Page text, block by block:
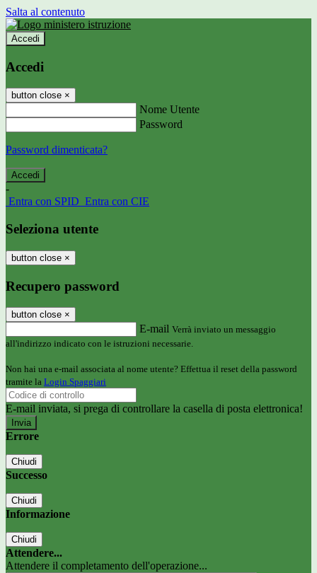
Salta al contenuto
Accedi
Accedi
button close ×
Nome Utente
Password
Password dimenticata?
-
Entra con SPID Entra con CIE
Seleziona utente
button close ×
Recupero password
button close ×
E-mail Verrà inviato un messaggio
all'indirizzo indicato con le istruzioni necessarie.
Non hai una e-mail associata al nome utente? Effettua il reset della password
tramite la Login Spaggiari
E-mail inviata, si prega di controllare la casella di posta elettronica!
Errore
Chiudi
Successo
Chiudi
Informazione
Chiudi
Attendere...
Attendere il completamento dell'operazione...